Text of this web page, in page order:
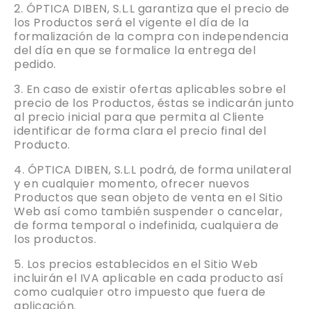
ÓPTICA DIBEN, S.L.L garantiza que el precio de
los Productos será el vigente el día de la
formalización de la compra con independencia
del día en que se formalice la entrega del
pedido.
En caso de existir ofertas aplicables sobre el
precio de los Productos, éstas se indicarán junto
al precio inicial para que permita al Cliente
identificar de forma clara el precio final del
Producto.
ÓPTICA DIBEN, S.L.L podrá, de forma unilateral
y en cualquier momento, ofrecer nuevos
Productos que sean objeto de venta en el Sitio
Web así como también suspender o cancelar,
de forma temporal o indefinida, cualquiera de
los productos.
Los precios establecidos en el Sitio Web
incluirán el IVA aplicable en cada producto así
como cualquier otro impuesto que fuera de